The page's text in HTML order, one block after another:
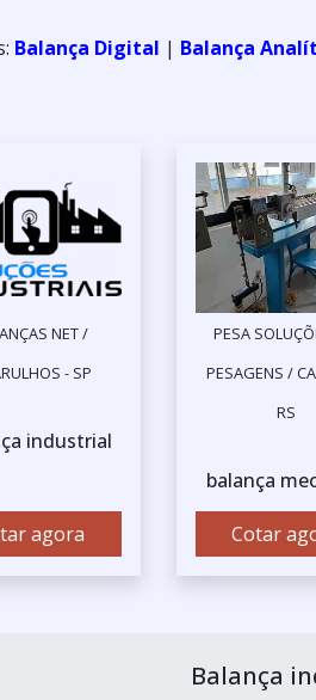
Balança Digital | Balança
NET /
- SP
industrial
agora
PESA
PESAGENS /
RS
balança
Cotar
Balança